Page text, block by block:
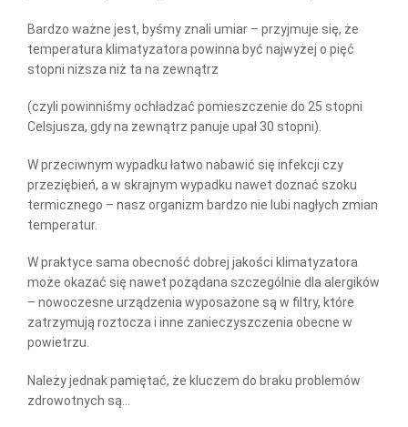
Bardzo ważne jest, byśmy znali umiar – przyjmuje się, że
temperatura klimatyzatora powinna być najwyżej o pięć
stopni niższa niż ta na zewnątrz
(czyli powinniśmy ochładzać pomieszczenie do 25 stopni
Celsjusza, gdy na zewnątrz panuje upał 30 stopni).
W przeciwnym wypadku łatwo nabawić się infekcji czy
przeziębień, a w skrajnym wypadku nawet doznać szoku
termicznego – nasz organizm bardzo nie lubi nagłych zmian
temperatur.
W praktyce sama obecność dobrej jakości klimatyzatora
może okazać się nawet pożądana szczególnie dla alergików
– nowoczesne urządzenia wyposażone są w filtry, które
zatrzymują roztocza i inne zanieczyszczenia obecne w
powietrzu.
Należy jednak pamiętać, że kluczem do braku problemów
zdrowotnych są…